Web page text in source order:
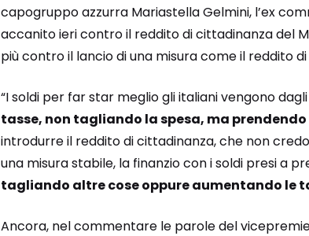
capogruppo azzurra Mariastella Gelmini, l’ex
accanito ieri contro il reddito di cittadinanza del
più contro il lancio di una misura come il reddito
“I soldi per far star meglio gli italiani vengono
tasse, non tagliando la spesa, ma
introdurre il reddito di cittadinanza, che non
una misura stabile, la finanzio con i soldi presi a
tagliando altre cose oppure aumentando le
Ancora, nel commentare le parole del